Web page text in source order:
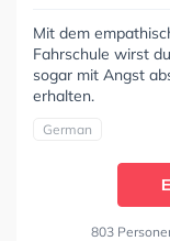
Mit dem
Fahrschule wirst
sogar mit Angst
erhalten.
German
803